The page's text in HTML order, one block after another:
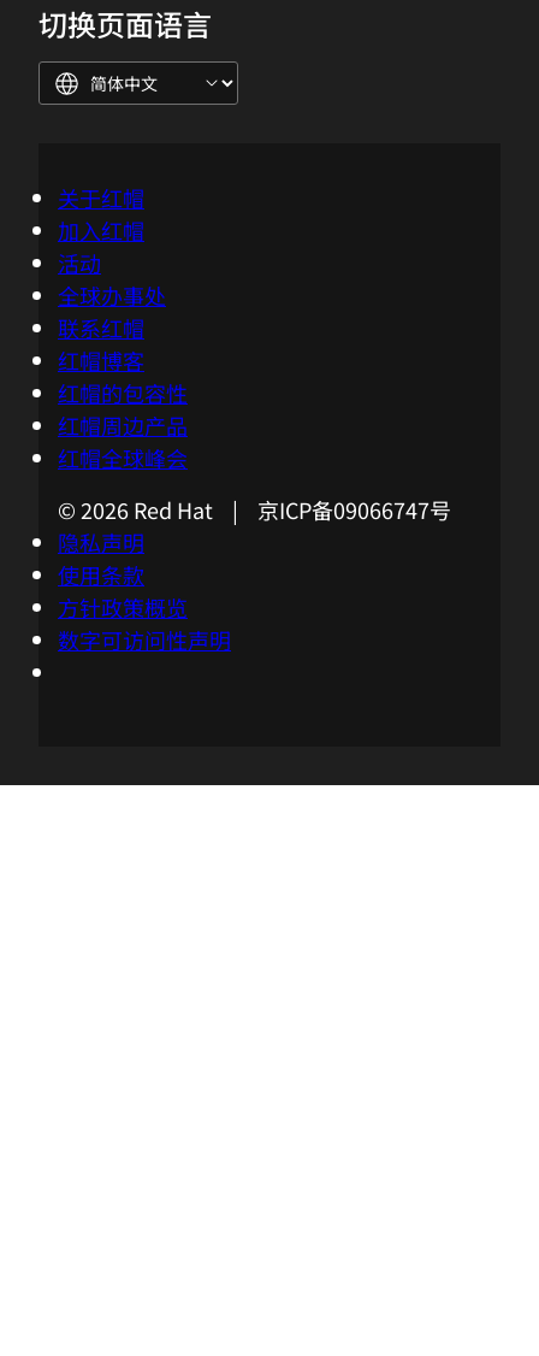
切换页面语言
关于红帽
加入红帽
活动
全球办事处
联系红帽
红帽博客
红帽的包容性
红帽周边产品
红帽全球峰会
© 2026 Red Hat | 京ICP备09066747号
隐私声明
使用条款
方针政策概览
数字可访问性声明